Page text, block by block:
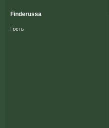
Finderussa
Гость